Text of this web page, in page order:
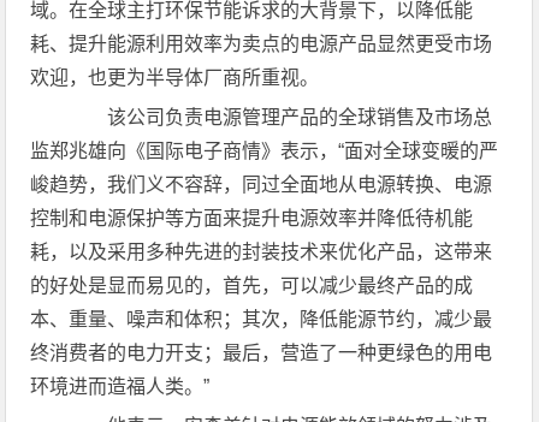
域。在全球主打环保节能诉求的大背景下，以降低能
耗、提升能源利用效率为卖点的电源产品显然更受市场
欢迎，也更为半导体厂商所重视。
该公司负责电源管理产品的全球销售及市场总
监郑兆雄向《国际电子商情》表示，“面对全球变暖的严
峻趋势，我们义不容辞，同过全面地从电源转换、电源
控制和电源保护等方面来提升电源效率并降低待机能
耗，以及采用多种先进的封装技术来优化产品，这带来
的好处是显而易见的，首先，可以减少最终产品的成
本、重量、噪声和体积；其次，降低能源节约，减少最
终消费者的电力开支；最后，营造了一种更绿色的用电
环境进而造福人类。”